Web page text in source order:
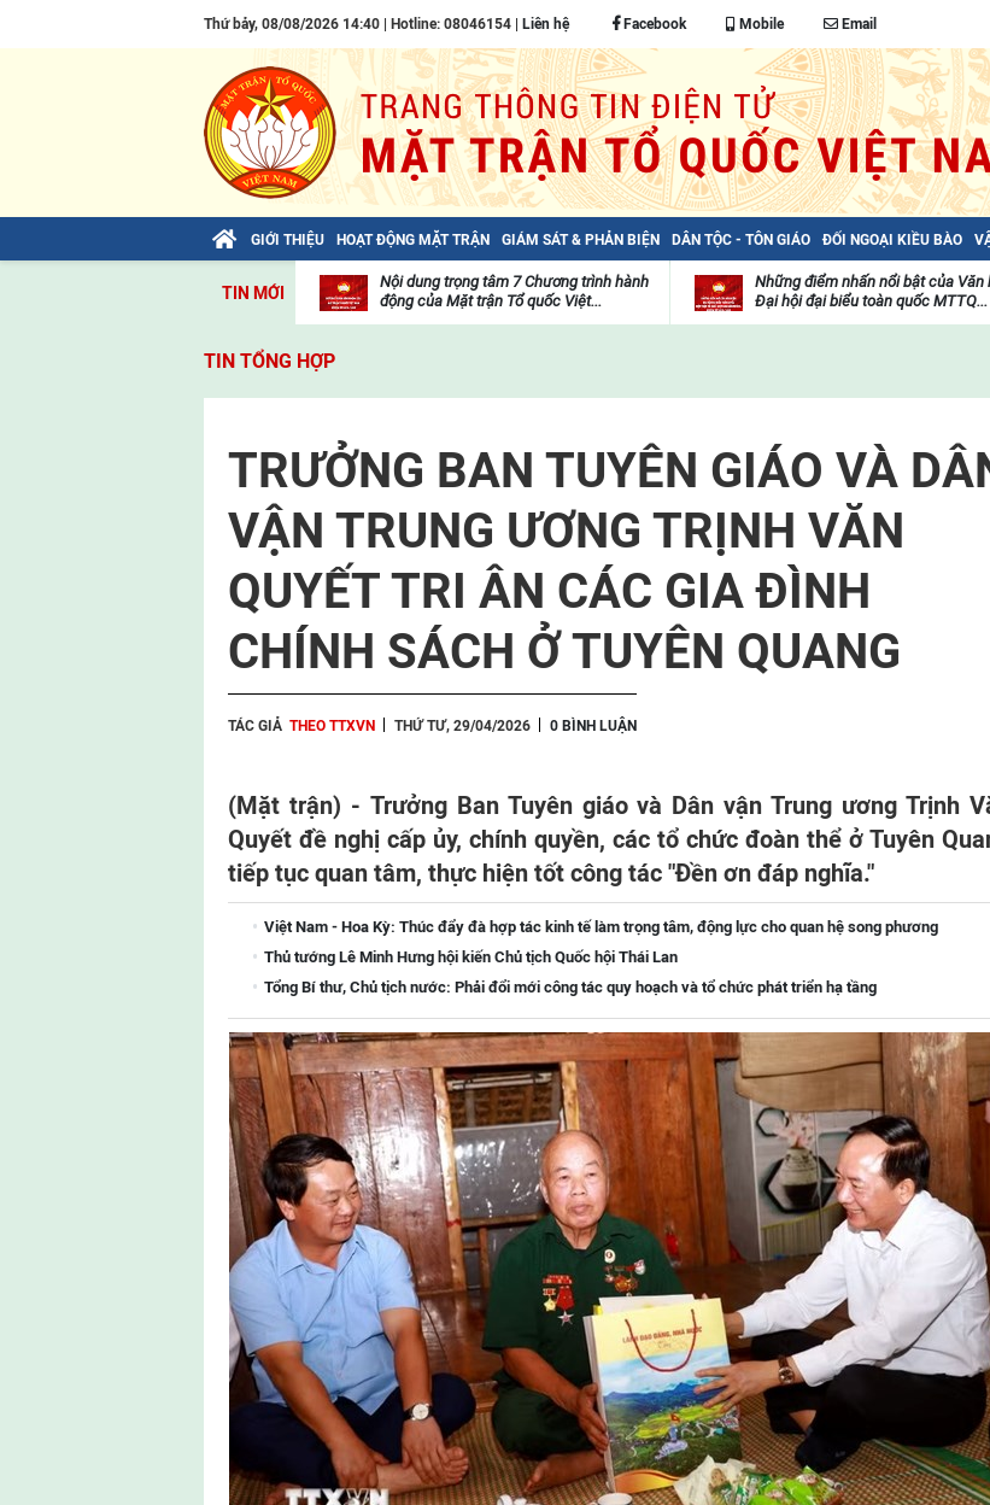
Thứ bảy, 08/08/2026 14:40 | Hotline: 08046154 | Liên hệ Facebook Mobile Email
GIỚI THIỆU HOẠT ĐỘNG MẶT TRẬN GIÁM SÁT & PHẢN BIỆN DÂN TỘC - TÔN GIÁO ĐỐI NGOẠI KIỀU BÀO
TIN MỚI
Bài viết của Tổng Bí thư Tô Lâm: TIẾN
viện
Nội dung trọng tâm 7 Chương trình hành
động của Mặt trận Tổ quốc Việt...
Những điểm nhấn nổi bật của Văn
Đại hội đại biểu toàn quốc MTTQ...
TIN TỔNG HỢP
TRƯỞNG BAN TUYÊN GIÁO VÀ
VẬN TRUNG ƯƠNG TRỊNH VĂN
QUYẾT TRI ÂN CÁC GIA ĐÌNH
CHÍNH SÁCH Ở TUYÊN QUANG
TÁC GIẢ THEO TTXVN THỨ TƯ, 29/04/2026 0 BÌNH LUẬN
(Mặt trận) - Trưởng Ban Tuyên giáo và Dân vận Trung ương Trịnh
Quyết đề nghị cấp ủy, chính quyền, các tổ chức đoàn thể ở Tuyên
tiếp tục quan tâm, thực hiện tốt công tác "Đền ơn đáp nghĩa."
Việt Nam - Hoa Kỳ: Thúc đẩy đà hợp tác kinh tế làm trọng tâm, động lực cho quan hệ song phương
Thủ tướng Lê Minh Hưng hội kiến Chủ tịch Quốc hội Thái Lan
Tổng Bí thư, Chủ tịch nước: Phải đổi mới công tác quy hoạch và tổ chức phát triển hạ tầng